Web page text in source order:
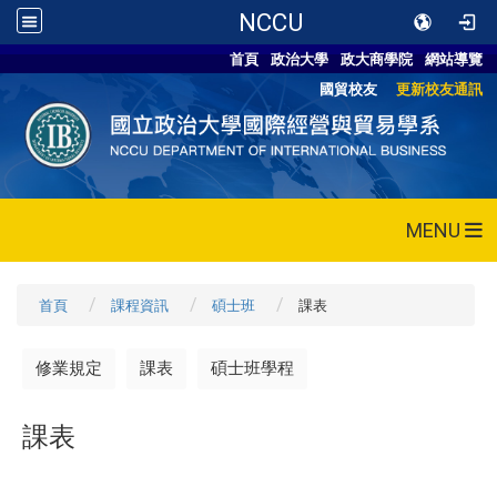
NCCU
首頁 政治大學 政大商學院
網站導覽
國貿校友
更新校友通訊
MENU
首頁 課程資訊 碩士班 課表
修業規定 課表 碩士班學程
課表